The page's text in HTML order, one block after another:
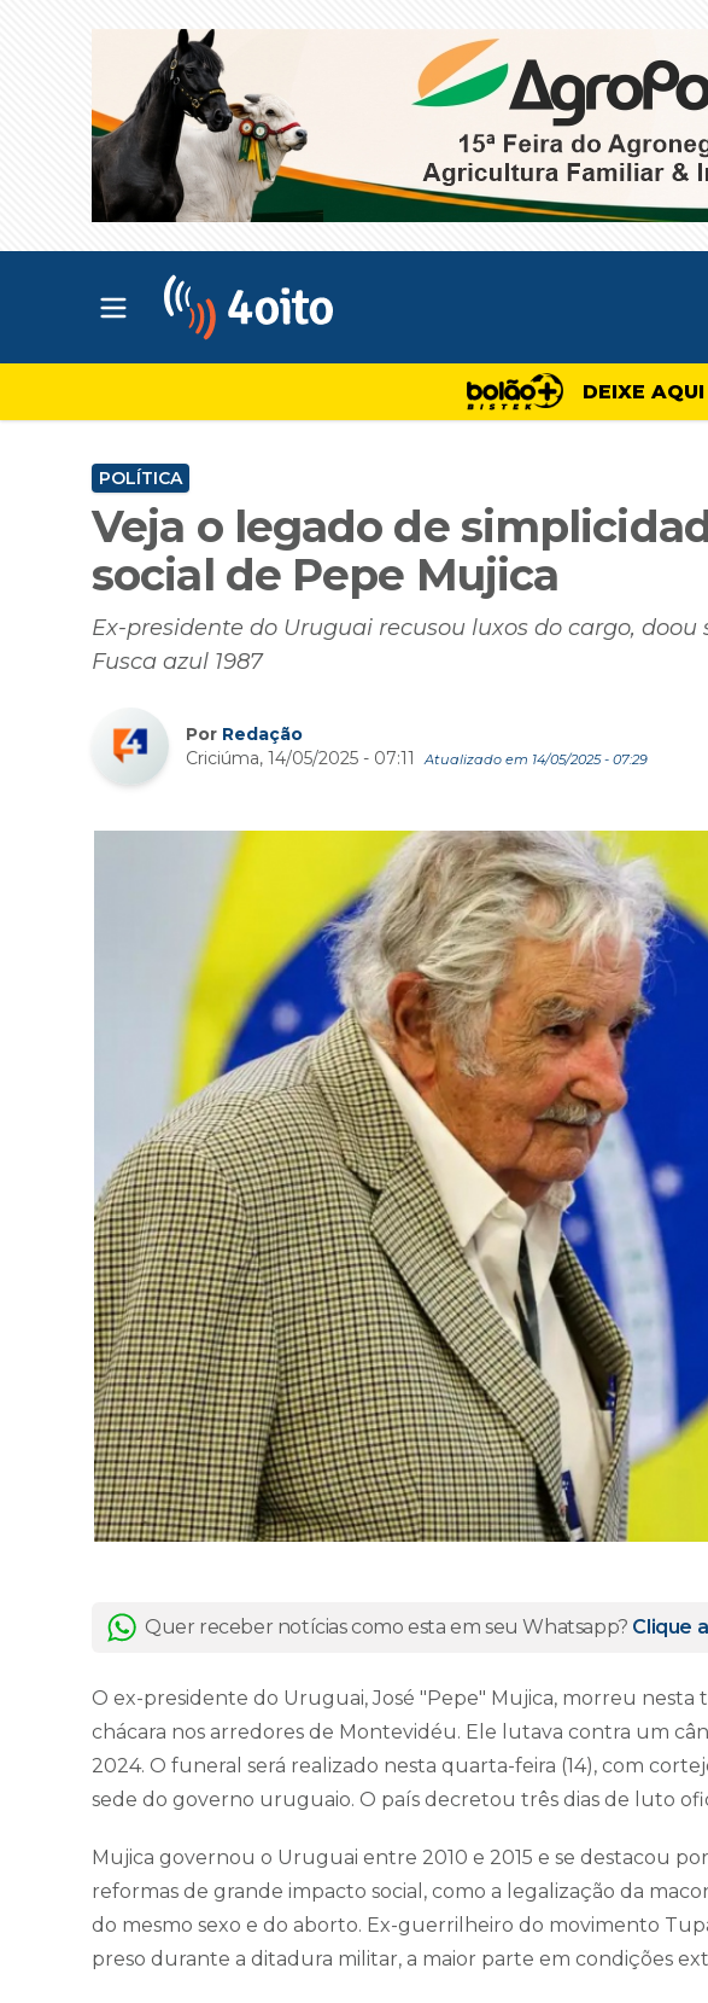
Abrir menu principal
DEIXE
POLÍTICA
Veja o legado de
social de Pepe Mujica
Ex-presidente do Uruguai recusou luxos do cargo,
Fusca azul 1987
Por Redação
Criciúma, 14/05/2025 - 07:11
Atualizado em 14/05/2025 - 07:29
Quer receber notícias como esta em seu Whatsapp? Clique
O ex-presidente do Uruguai, José "Pepe" Mujica, morreu nesta
chácara nos arredores de Montevidéu. Ele lutava contra um
2024. O funeral será realizado nesta quarta-feira (14), com
sede do governo uruguaio. O país decretou três dias de luto
Mujica governou o Uruguai entre 2010 e 2015 e se destacou
reformas de grande impacto social, como a legalização da
do mesmo sexo e do aborto. Ex-guerrilheiro do movimento
preso durante a ditadura militar, a maior parte em condições